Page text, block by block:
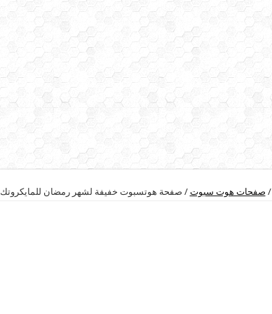
/ صفحات هوت سبوت / صفحة هوتسبوت خفيفة لشهر رمضان للمايكروتك